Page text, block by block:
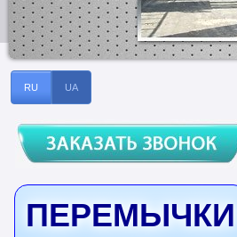
RU UA
ПЕРЕМЫЧКИ